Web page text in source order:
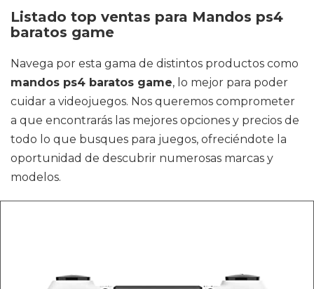
Listado top ventas para Mandos ps4
baratos game
Navega por esta gama de distintos productos como
mandos ps4 baratos game, lo mejor para poder
cuidar a videojuegos. Nos queremos comprometer
a que encontrarás las mejores opciones y precios de
todo lo que busques para juegos, ofreciéndote la
oportunidad de descubrir numerosas marcas y
modelos.